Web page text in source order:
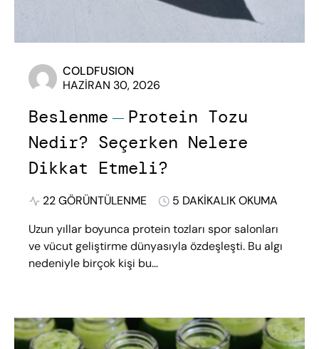
COLDFUSION
HAZIRAN 30, 2026
Beslenme
Protein Tozu
Nedir? Seçerken Nelere
Dikkat Etmeli?
22 GÖRÜNTÜLENME
5 DAKIKALIK OKUMA
Uzun yıllar boyunca protein tozları spor salonları
ve vücut geliştirme dünyasıyla özdeşleşti. Bu algı
nedeniyle birçok kişi bu…